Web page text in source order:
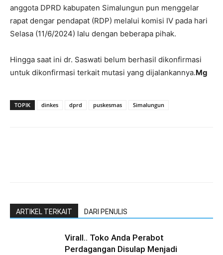
anggota DPRD kabupaten Simalungun pun menggelar
rapat dengar pendapat (RDP) melalui komisi IV pada hari
Selasa (11/6/2024) lalu dengan beberapa pihak.
Hingga saat ini dr. Saswati belum berhasil dikonfirmasi
untuk dikonfirmasi terkait mutasi yang dijalankannya.Mg
TOPIK dinkes dprd puskesmas Simalungun
ARTIKEL TERKAIT DARI PENULIS
Virall.. Toko Anda Perabot
Perdagangan Disulap Menjadi